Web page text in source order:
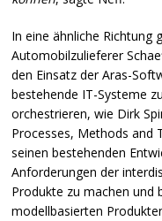
In eine ähnliche Richtung
Automobilzulieferer
den Einsatz der Aras-
bestehende IT-Systeme
orchestrieren, wie Dirk
Processes, Methods and
seinen bestehenden
Anforderungen der
Produkte zu machen und
modellbasierten